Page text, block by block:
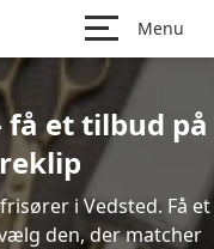
Menu
få et tilbud på
i Vedsted. Få et
den, der matcher